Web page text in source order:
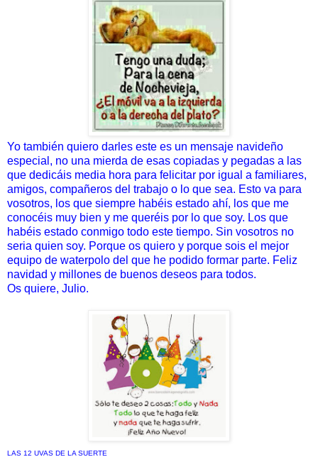
Yo también quiero darles este es un mensaje navideño
especial, no una mierda de esas copiadas y pegadas a las
que dedicáis media hora para felicitar por igual a familiares,
amigos, compañeros del trabajo o lo que sea. Esto va para
vosotros, los que siempre habéis estado ahí, los que me
conocéis muy bien y me queréis por lo que soy. Los que
habéis estado conmigo todo este tiempo. Sin vosotros no
seria quien soy. Porque os quiero y porque sois el mejor
equipo de waterpolo del que he podido formar parte. Feliz
navidad y millones de buenos deseos para todos.
Os quiere, Julio.
LAS 12 UVAS DE LA SUERTE